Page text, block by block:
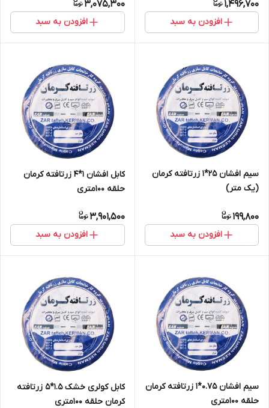
1,496,700
افزودن به سبد
3,075,300
افزودن به سبد
سیم افشان 25*1 زرتافته کرمان
(یک متر)
199,800
افزودن به سبد
کابل افشان 1*4 زرتافته کرمان
حلقه 100متری
3,901,500
افزودن به سبد
سیم افشان 0.75*1 زرتافته کرمان
حلقه 100متری
کابل کولری خشک 1.5*5 زرتافته
کرمان حلقه 100متری